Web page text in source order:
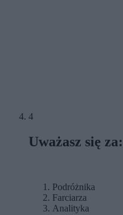
4
Uważasz się za:
Podróżnika
Farciarza
Analityka